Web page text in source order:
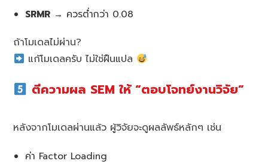
SRMR → ควรต่ำกว่า 0.08
ถ้าโมเดลไม่ผ่าน?
แก้โมเดลครับ ไม่ใช่ฝืนแปล
ตีความผล SEM ให้ “ตอบโจทย์งานวิจัย”
หลังจากโมเดลผ่านแล้ว ผู้วิจัยจะดูผลลัพธ์หลักๆ เช่น
ค่า Factor Loading